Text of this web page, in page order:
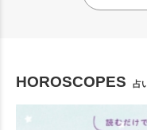
HOROSCOPES 占